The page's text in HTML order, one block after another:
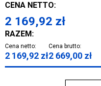
CENA NETTO:
2 169,92 zł
RAZEM:
Cena netto:
2 169,92 zł
Cena brutto:
2 669,00 zł